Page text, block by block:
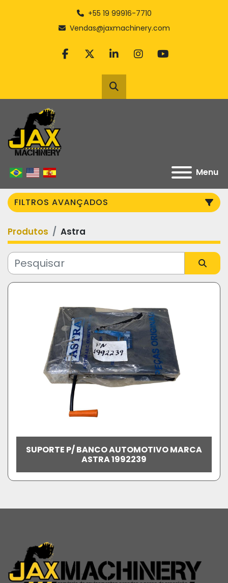
+55 19 99916-7710
Vendas@jaxmachinery.com
facebook
twitterlinkedininstagram
youtube
Pesquisar
Menu
FILTROS AVANÇADOS
Categoria
Fabricante
Produtos Astra
SUPORTE P/ BANCO AUTOMOTIVO MARCA
ASTRA 1992239